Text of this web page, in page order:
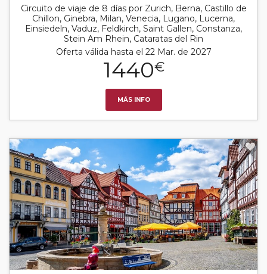
Circuito de viaje de 8 días por Zurich, Berna, Castillo de
Chillon, Ginebra, Milan, Venecia, Lugano, Lucerna,
Einsiedeln, Vaduz, Feldkirch, Saint Gallen, Constanza,
Stein Am Rhein, Cataratas del Rin
Oferta válida hasta el 22 Mar. de 2027
1440€
MÁS INFO